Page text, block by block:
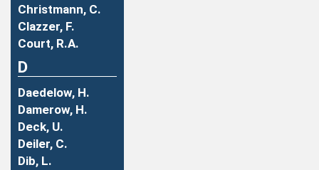
Christmann, C.
Clazzer, F.
Court, R.A.
D
Daedelow, H.
Damerow, H.
Deck, U.
Deiler, C.
Dib, L.